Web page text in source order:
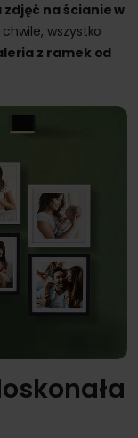
na ścianie w
wszystko
z ramek od